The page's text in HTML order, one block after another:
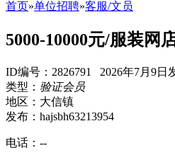
首页»单位招聘»客服/文员
5000-10000元/服装网
ID编号：2826791 2026年7月9日
类型： 验证会员
地区：大信镇
发布：hajsbh63213954
电话： --